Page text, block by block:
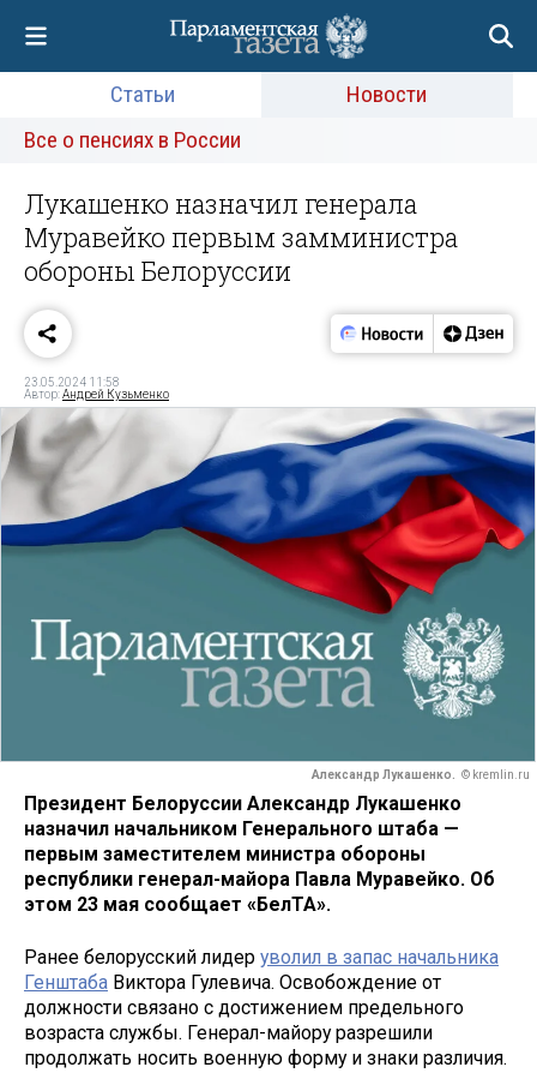
Статьи
Новости
Все о пенсиях в России
Лукашенко назначил генерала
Муравейко первым замминистра
обороны Белоруссии
23.05.2024 11:58
Автор:Андрей Кузьменко
Александр Лукашенко. © kremlin.ru
Президент Белоруссии Александр Лукашенко
назначил начальником Генерального штаба —
первым заместителем министра обороны
республики генерал-майора Павла Муравейко. Об
этом 23 мая сообщает «БелТА».
Ранее белорусский лидер уволил в запас начальника
Генштаба Виктора Гулевича. Освобождение от
должности связано с достижением предельного
возраста службы. Генерал-майору разрешили
продолжать носить военную форму и знаки различия.